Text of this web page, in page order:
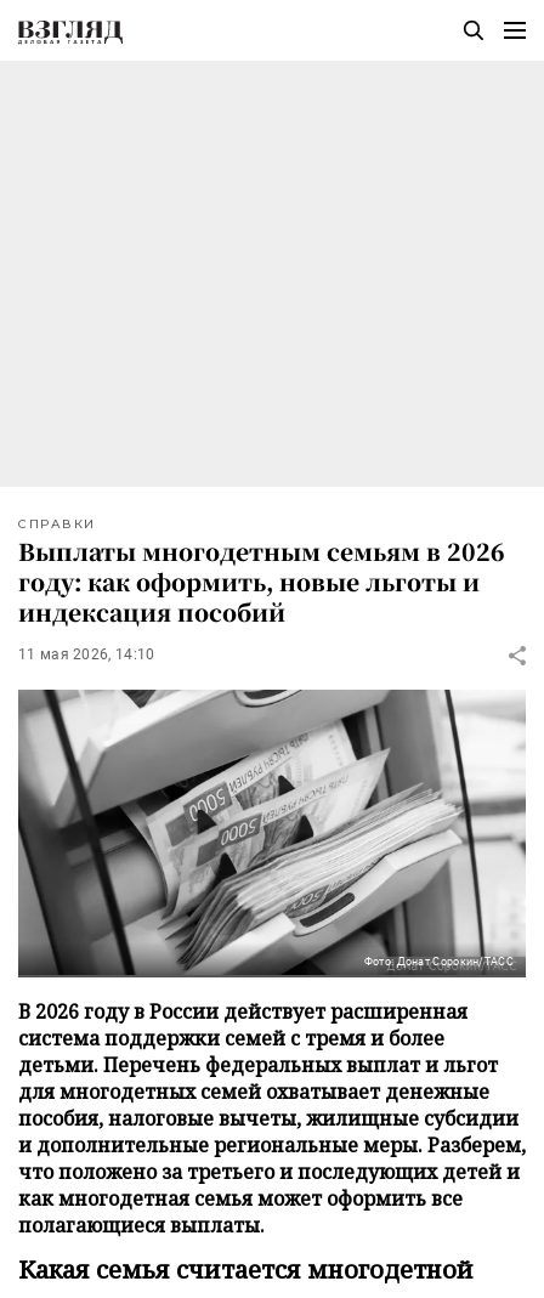
СПРАВКИ
Выплаты многодетным семьям в 2026
году: как оформить, новые льготы и
индексация пособий
11 мая 2026, 14:10
Фото: Донат Сорокин/ТАСС
В 2026 году в России действует расширенная
система поддержки семей с тремя и более
детьми. Перечень федеральных выплат и льгот
для многодетных семей охватывает денежные
пособия, налоговые вычеты, жилищные субсидии
и дополнительные региональные меры. Разберем,
что положено за третьего и последующих детей и
как многодетная семья может оформить все
полагающиеся выплаты.
Какая семья считается многодетной